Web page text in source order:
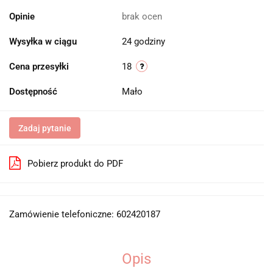
Opinie brak ocen
Wysyłka w ciągu 24 godziny
Cena przesyłki 18
Dostępność Mało
Zadaj pytanie
Pobierz produkt do PDF
Zamówienie telefoniczne: 602420187
Opis